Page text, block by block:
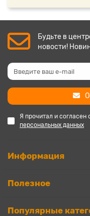
Будьте в
новости!
Я прочитал и согласен
персональных данных
Информация
Полезное
Популярные